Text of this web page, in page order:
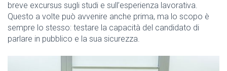
breve excursus sugli studi e sull’esperienza lavorativa.
Questo a volte può avvenire anche prima, ma lo scopo è
sempre lo stesso: testare la capacità del candidato di
parlare in pubblico e la sua sicurezza.